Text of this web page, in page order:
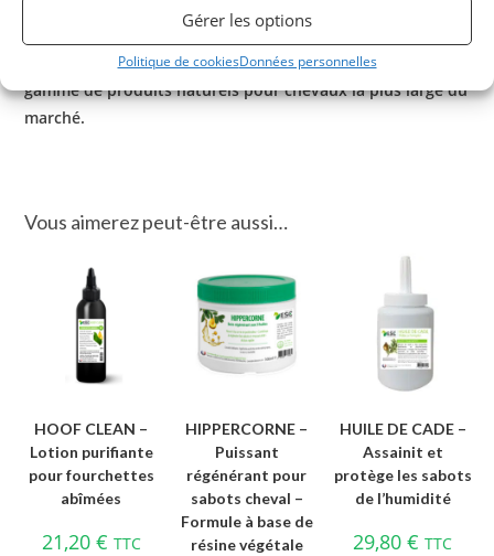
Gérer les options
Politique de cookiesDonnées personnelles
sélection et l’utilisation de principes actifs végétaux
appliqués aux soins de confort équins et proposons la
gamme de produits naturels pour chevaux la plus large du
marché.
Vous aimerez peut-être aussi…
HOOF CLEAN –
Lotion purifiante
pour fourchettes
abîmées
21,20 € TTC
HIPPERCORNE –
Puissant
régénérant pour
sabots cheval –
Formule à base de
résine végétale
HUILE DE CADE –
Assainit et
protège les sabots
de l’humidité
29,80€ TTC